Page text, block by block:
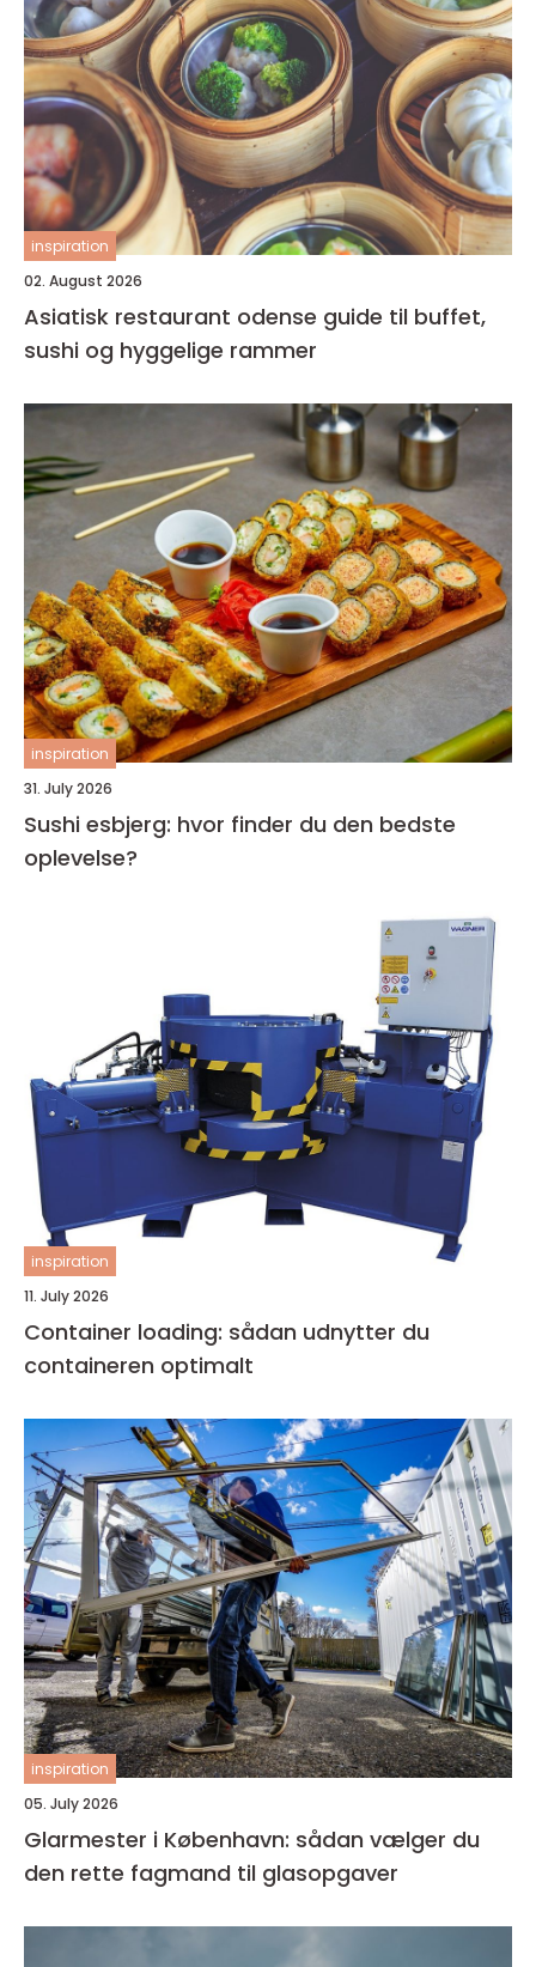
inspiration
02. August 2026
Asiatisk restaurant odense guide til buffet,
sushi og hyggelige rammer
inspiration
31. July 2026
Sushi esbjerg: hvor finder du den bedste
oplevelse?
inspiration
11. July 2026
Container loading: sådan udnytter du
containeren optimalt
inspiration
05. July 2026
Glarmester i København: sådan vælger du
den rette fagmand til glasopgaver